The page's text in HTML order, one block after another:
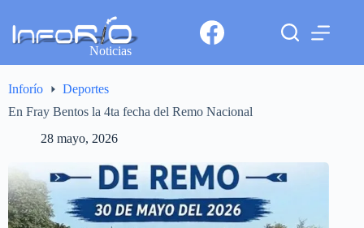
Noticias
Inforío
Deportes
En Fray Bentos la 4ta fecha del Remo Nacional
28 mayo, 2026